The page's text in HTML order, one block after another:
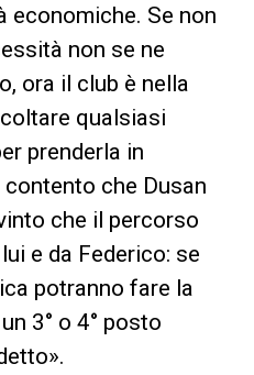
economiche. Se non
non se ne
ora il club è nella
qualsiasi
prenderla in
che Dusan
che il percorso
e da Federico: se
potranno fare la
3° o 4° posto